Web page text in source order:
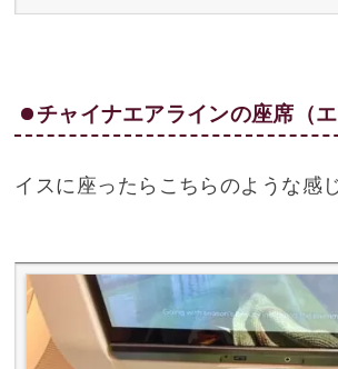
チャイナエアラインの座席（エ
イスに座ったらこちらのような感